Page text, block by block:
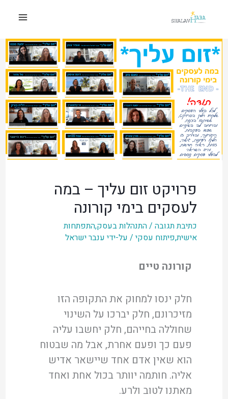
פרויקט זום עליך – במה
לעסקים בימי קורונה
כתיבת תגובה /התנהלות בעסק,התפתחות
אישית,פיתוח עסקי/ על-ידי ענבר ישראל
קורונה טיים
חלק ינסו למחוק את התקופה הזו
מזיכרונם, חלק יברכו על השינוי
שחוללה בחייהם, חלק יחשבו עליה
פעם כך ופעם אחרת, אבל מה שבטוח
הוא שאין אדם אחד שיישאר אדיש
אליה. חותמה יוותר בכול אחת ואחד
מאתנו לטוב ולרע.